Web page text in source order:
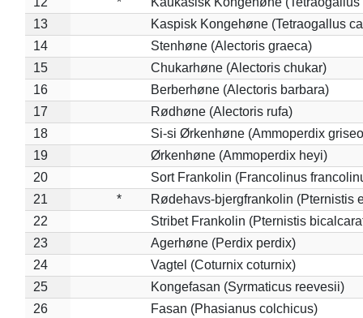
13
Kaspisk Kongehøne (Tetraogallus
14
Stenhøne (Alectoris graeca)
15
Chukarhøne (Alectoris chukar)
16
Berberhøne (Alectoris barbara)
17
Rødhøne (Alectoris rufa)
18
Si-si Ørkenhøne (Ammoperdix
19
Ørkenhøne (Ammoperdix heyi)
20
Sort Frankolin (Francolinus
21
*
Rødehavs-bjergfrankolin (Pternistis
22
Stribet Frankolin (Pternistis
23
Agerhøne (Perdix perdix)
24
Vagtel (Coturnix coturnix)
25
Kongefasan (Syrmaticus reevesii)
26
Fasan (Phasianus colchicus)